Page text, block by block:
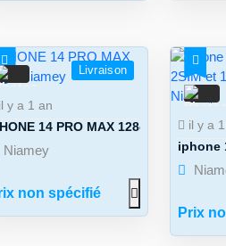
4
Livraison
il y a 1 an
14 PRO MAX 128g
Niamey
non spécifié
7
il y a
iphone
Prix